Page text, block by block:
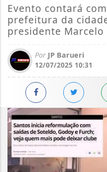
Evento contará
prefeitura da
presidente Marcelo
Por JP Barueri
12/07/2025 10:31